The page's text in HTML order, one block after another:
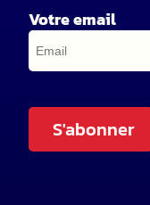
Votre email
S'abonner